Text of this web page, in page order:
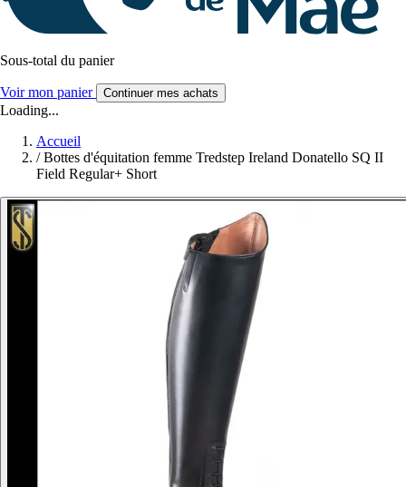
Sous-total du panier
Voir mon panier Continuer mes achats
Loading...
Accueil
/ Bottes d'équitation femme Tredstep Ireland Donatello SQ II
Field Regular+ Short